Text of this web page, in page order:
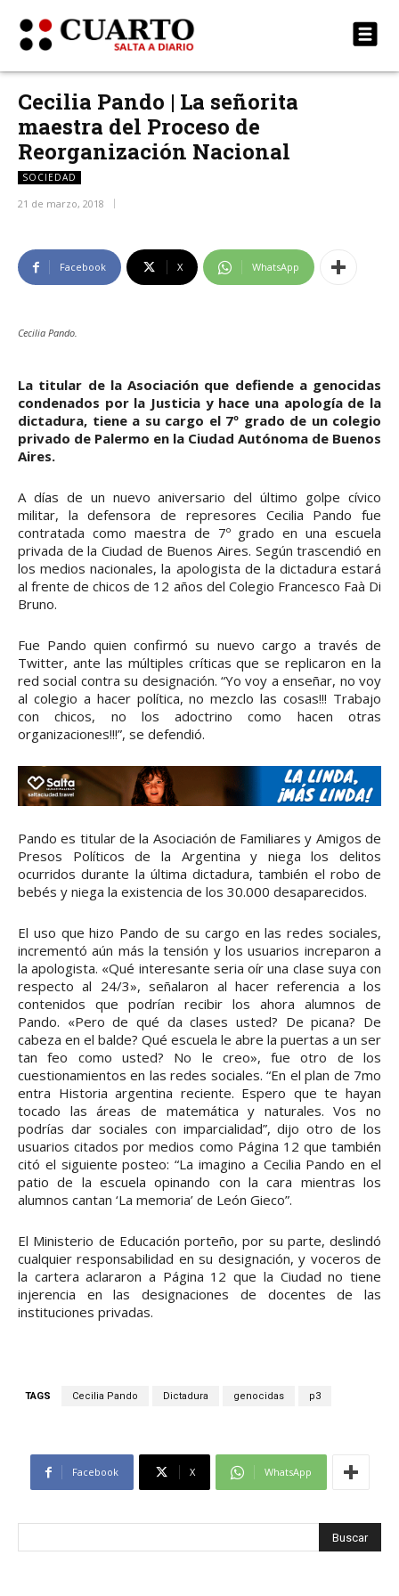
Cecilia Pando | La señorita
maestra del Proceso de
Reorganización Nacional
SOCIEDAD
21 de marzo, 2018
Facebook X WhatsApp
Cecilia Pando.
La titular de la Asociación que defiende a genocidas
condenados por la Justicia y hace una apología de la
dictadura, tiene a su cargo el 7º grado de un colegio
privado de Palermo en la Ciudad Autónoma de Buenos
Aires.
A días de un nuevo aniversario del último golpe cívico
militar, la defensora de represores Cecilia Pando fue
contratada como maestra de 7º grado en una escuela
privada de la Ciudad de Buenos Aires. Según trascendió en
los medios nacionales, la apologista de la dictadura estará
al frente de chicos de 12 años del Colegio Francesco Faà Di
Bruno.
Fue Pando quien confirmó su nuevo cargo a través de
Twitter, ante las múltiples críticas que se replicaron en la
red social contra su designación. “Yo voy a enseñar, no voy
al colegio a hacer política, no mezclo las cosas!!! Trabajo
con chicos, no los adoctrino como hacen otras
organizaciones!!!”, se defendió.
Pando es titular de la Asociación de Familiares y Amigos de
Presos Políticos de la Argentina y niega los delitos
ocurridos durante la última dictadura, también el robo de
bebés y niega la existencia de los 30.000 desaparecidos.
El uso que hizo Pando de su cargo en las redes sociales,
incrementó aún más la tensión y los usuarios increparon a
la apologista. «Qué interesante seria oír una clase suya con
respecto al 24/3», señalaron al hacer referencia a los
contenidos que podrían recibir los ahora alumnos de
Pando. «Pero de qué da clases usted? De picana? De
cabeza en el balde? Qué escuela le abre la puertas a un ser
tan feo como usted? No le creo», fue otro de los
cuestionamientos en las redes sociales. “En el plan de 7mo
entra Historia argentina reciente. Espero que te hayan
tocado las áreas de matemática y naturales. Vos no
podrías dar sociales con imparcialidad”, dijo otro de los
usuarios citados por medios como Página 12 que también
citó el siguiente posteo: “La imagino a Cecilia Pando en el
patio de la escuela opinando con la cara mientras los
alumnos cantan ‘La memoria’ de León Gieco”.
El Ministerio de Educación porteño, por su parte, deslindó
cualquier responsabilidad en su designación, y voceros de
la cartera aclararon a Página 12 que la Ciudad no tiene
injerencia en las designaciones de docentes de las
instituciones privadas.
TAGS Cecilia Pando Dictadura genocidas p3
Facebook X WhatsApp